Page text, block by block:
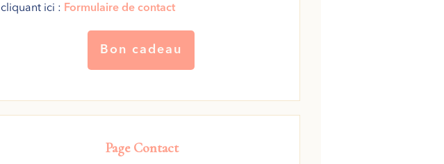
cliquant ici : Formulaire de contact
Bon cadeau
Page Contact